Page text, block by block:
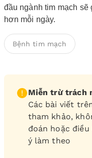
đầu ngành tim mạch
hơn mỗi ngày.
Bệnh tim mạch
Miễn trừ trách
Các bài viết
tham khảo,
đoán hoặc
ý làm theo